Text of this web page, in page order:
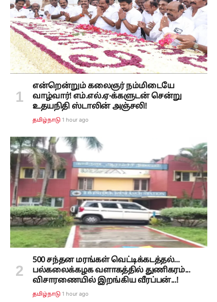
என்றென்றும் கலைஞர் நம்மிடையே
வாழ்வார்! எம்.எல்.ஏ-க்களுடன் சென்று
உதயநிதி ஸ்டாலின் அஞ்சலி!
தமிழ்நாடு 1 hour ago
500 சந்தன மரங்கள் வெட்டிக்கடத்தல்...
பல்கலைக்கழக வளாகத்தில் துணிகரம்...
விசாரணையில் இறங்கிய வீரப்பன்...!
தமிழ்நாடு 1 hour ago